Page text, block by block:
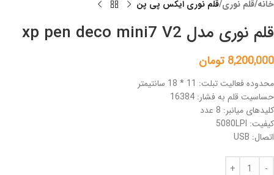
خانه قلم نوری قلم نوری ایکس پی پن
قلم نوری مدل xp pen deco mini7 V2
8,200,000 تومان
محدوده فعالیت تبلت: 11 * 18 سانتیمتر
حساسیت قلم به فشار: 16384
کلیدهای میانبر: 8 عدد
کیفیت: 5080LPI
اتصال: USB